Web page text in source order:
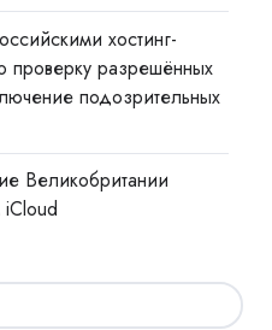
хостинг-
проверку разрешённых
подозрительных
Великобритании
iCloud